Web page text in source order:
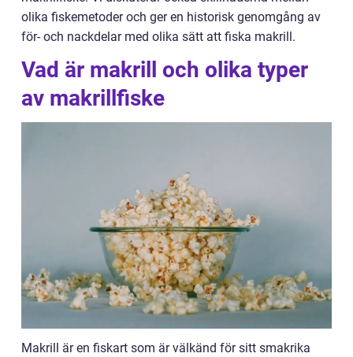
olika fiskemetoder och ger en historisk genomgång av
för- och nackdelar med olika sätt att fiska makrill.
Vad är makrill och olika typer
av makrillfiske
Makrill är en fiskart som är välkänd för sitt smakrika